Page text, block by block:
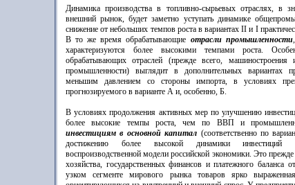
Динамика производства в топливно-сырьевых отраслях, в
внешний рынок, будет заметно уступать динамике
снижение от небольших темпов роста в вариантах II и I
В то же время обрабатывающие отрасли промышленности
характеризуются более высокими темпами роста.
обрабатывающих отраслей (прежде всего,
промышленности) выглядит в дополнительных вариантах
меньшим давлением со стороны импорта, в условиях
прогнозируемого в варианте А и, особенно, Б.
В условиях продолжения активных мер по улучшению
более высокие темпы роста, чем по ВВП и
инвестициям в основной капитал (соответственно по
достижению более высокой динамики инвестиций
воспроизводственной модели российской экономики. Это
хозяйства, государственных финансов и платежного
узком сегменте мирового рынка товаров ярко